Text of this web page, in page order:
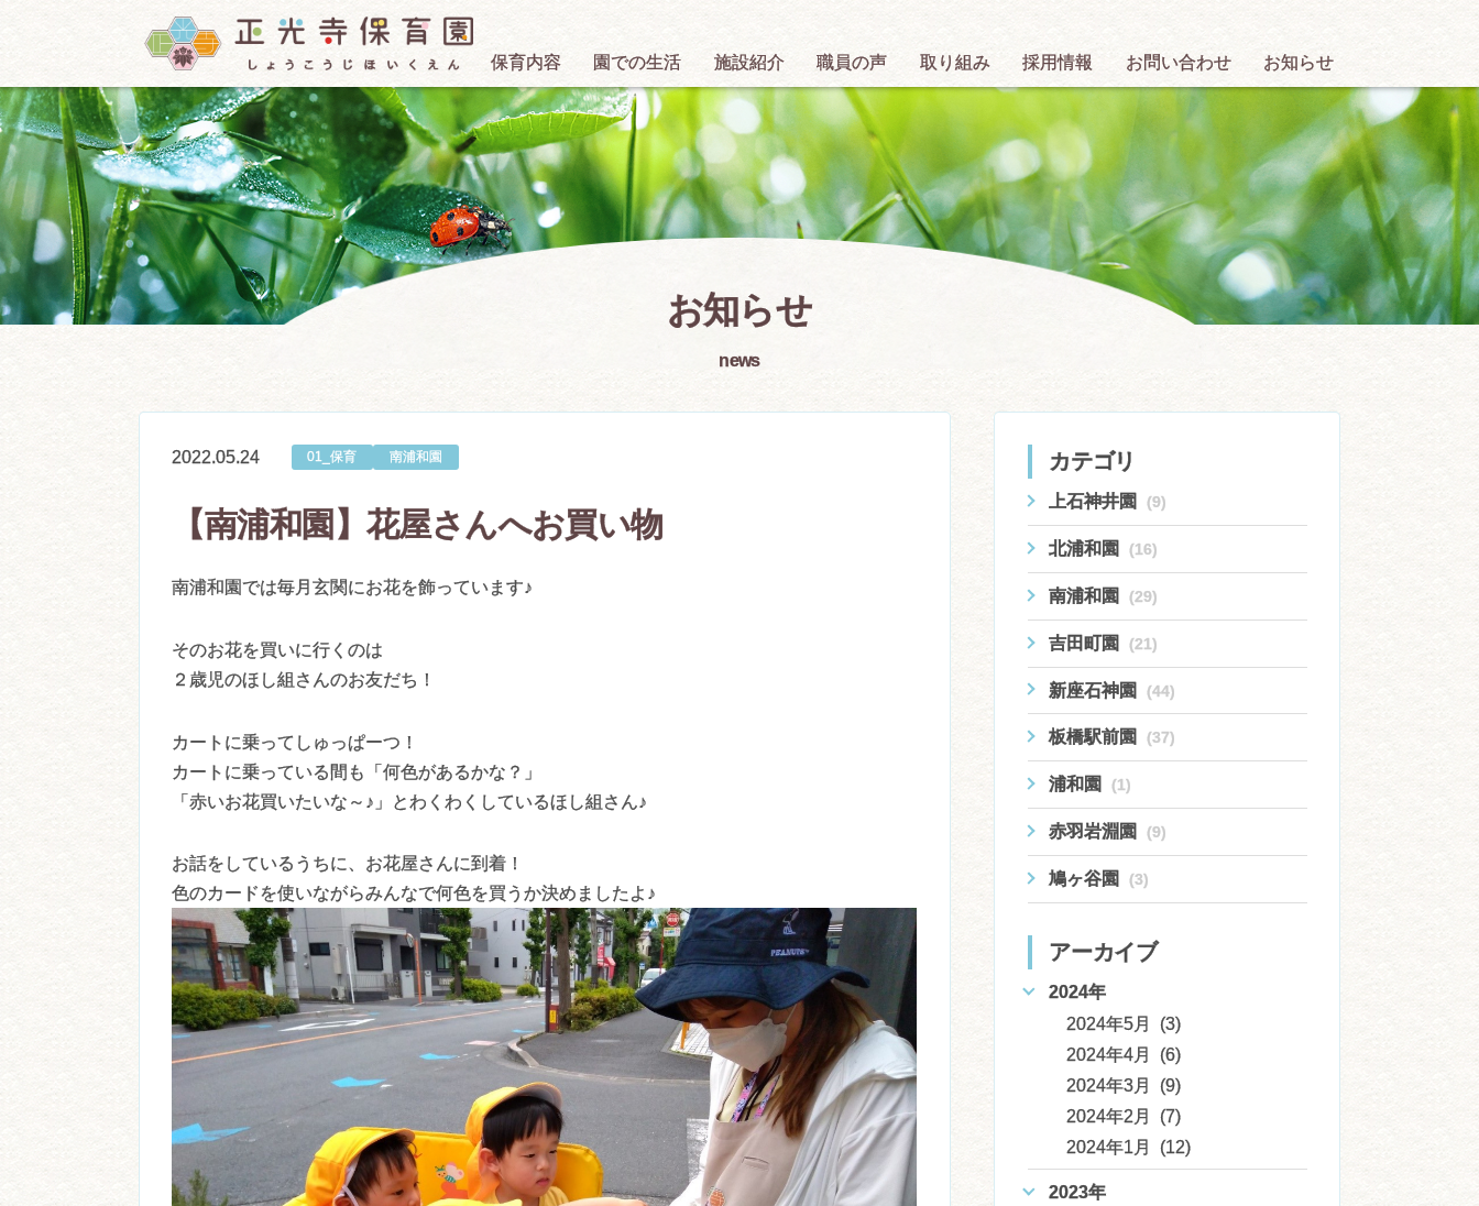
保育内容 園での生活 施設紹介 職員の声 取り組み 採用情報 お問い合わせ お知らせ
お知らせ
news
2022.05.24 01_保育 南浦和園
【南浦和園】花屋さんへお買い物
南浦和園では毎月玄関にお花を飾っています♪
そのお花を買いに行くのは
２歳児のほし組さんのお友だち！
カートに乗ってしゅっぱーつ！
カートに乗っている間も「何色があるかな？」
「赤いお花買いたいな～♪」とわくわくしているほし組さん♪
お話をしているうちに、お花屋さんに到着！
色のカードを使いながらみんなで何色を買うか決めましたよ♪
カテゴリ
上石神井園 (9)
北浦和園 (16)
南浦和園 (29)
吉田町園 (21)
新座石神園 (44)
板橋駅前園 (37)
浦和園 (1)
赤羽岩淵園 (9)
鳩ヶ谷園 (3)
アーカイブ
2024年
2024年5月 (3)
2024年4月 (6)
2024年3月 (9)
2024年2月 (7)
2024年1月 (12)
2023年